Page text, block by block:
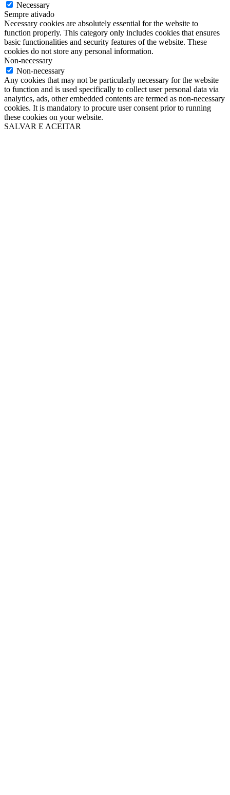
Necessary
Sempre ativado
Necessary cookies are absolutely essential for the website to
function properly. This category only includes cookies that ensures
basic functionalities and security features of the website. These
cookies do not store any personal information.
Non-necessary
Non-necessary
Any cookies that may not be particularly necessary for the website
to function and is used specifically to collect user personal data via
analytics, ads, other embedded contents are termed as non-necessary
cookies. It is mandatory to procure user consent prior to running
these cookies on your website.
SALVAR E ACEITAR